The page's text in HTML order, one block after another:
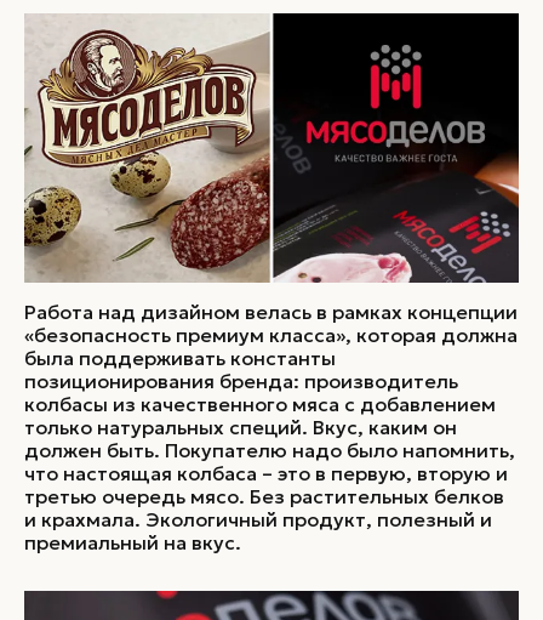
Работа над дизайном велась в рамках концепции
«безопасность премиум класса», которая должна
была поддерживать константы
позиционирования бренда: производитель
колбасы из качественного мяса с добавлением
только натуральных специй. Вкус, каким он
должен быть. Покупателю надо было напомнить,
что настоящая колбаса – это в первую, вторую и
третью очередь мясо. Без растительных белков
и крахмала. Экологичный продукт, полезный и
премиальный на вкус.